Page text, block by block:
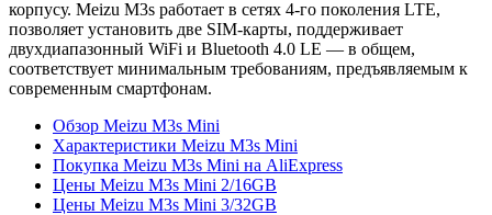
корпусу. Meizu M3s работает в сетях 4-го поколения LTE,
позволяет установить две SIM-карты, поддерживает
двухдиапазонный WiFi и Bluetooth 4.0 LE — в общем,
соответствует минимальным требованиям, предъявляемым к
современным смартфонам.
Обзор Meizu M3s Mini
Характеристики Meizu M3s Mini
Покупка Meizu M3s Mini на AliExpress
Цены Meizu M3s Mini 2/16GB
Цены Meizu M3s Mini 3/32GB